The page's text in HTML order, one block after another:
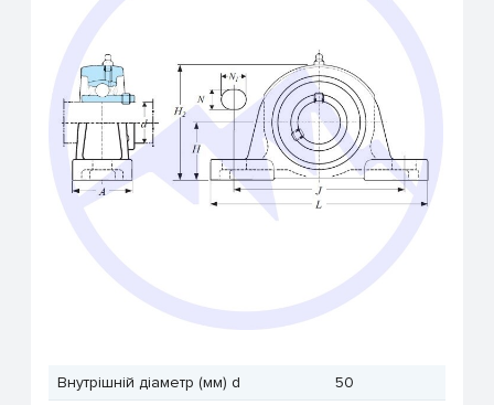
Внутрішній діаметр (мм) d
50